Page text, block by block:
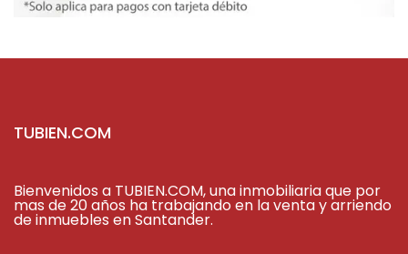
TUBIEN.COM
Bienvenidos a TUBIEN.COM, una inmobiliaria que por
mas de 20 años ha trabajando en la venta y arriendo
de inmuebles en Santander.